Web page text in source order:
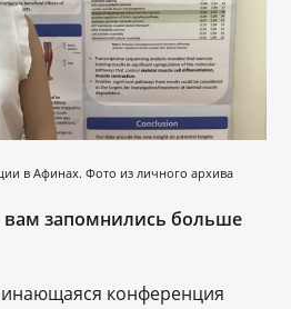
в Афинах. Фото из личного архива
запомнились больше
конференция